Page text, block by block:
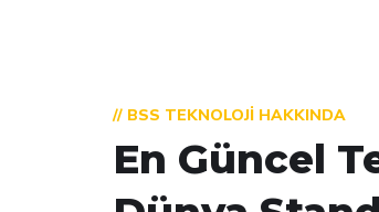
// BSS TEKNOLOJI HAKKINDA
En Güncel